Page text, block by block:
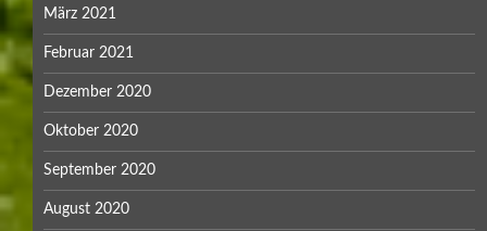
März 2021
Februar 2021
Dezember 2020
Oktober 2020
September 2020
August 2020